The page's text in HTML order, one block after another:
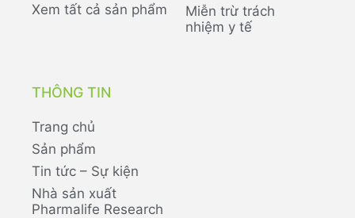
Xem tất cả sản phẩm
Miễn trừ trách
nhiệm y tế
THÔNG TIN
Trang chủ
Sản phẩm
Tin tức – Sự kiện
Nhà sản xuất
Pharmalife Research